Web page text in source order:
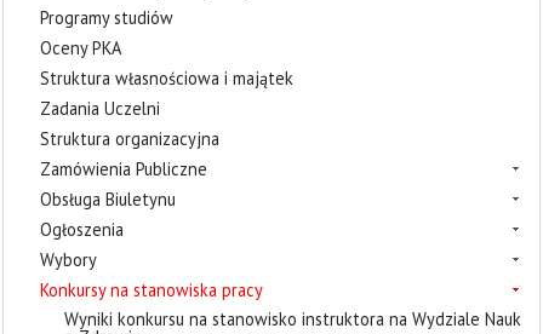
Programy studiów
Oceny PKA
Struktura własnościowa i majątek
Zadania Uczelni
Struktura organizacyjna
Zamówienia Publiczne
Obsługa Biuletynu
Ogłoszenia
Wybory
Konkursy na stanowiska pracy
Wyniki konkursu na stanowisko instruktora na Wydziale Nauk